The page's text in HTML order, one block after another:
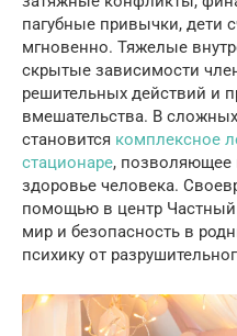
пагубные привычки, дети
мгновенно. Тяжелые
скрытые зависимости
решительных действий и
вмешательства. В
становится комплексное
стационаре, позволяющее
здоровье человека.
помощью в центр Частный
мир и безопасность в
психику от